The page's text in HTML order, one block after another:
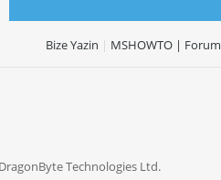
Bize Yazin | MSHOWTO | Forum
Technologies Ltd.